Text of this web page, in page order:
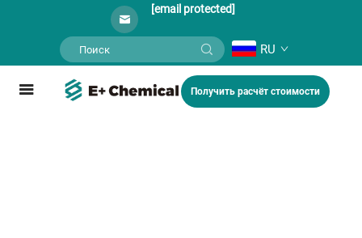
[email protected]
RU
Получить расчёт стоимости